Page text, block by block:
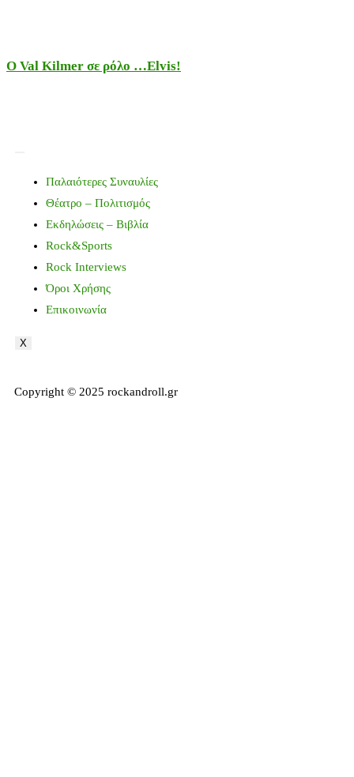
Ο Val Kilmer σε ρόλο …Elvis!
Παλαιότερες Συναυλίες
Θέατρο – Πολιτισμός
Εκδηλώσεις – Βιβλία
Rock&Sports
Rock Interviews
Όροι Χρήσης
Επικοινωνία
X
Copyright © 2025 rockandroll.gr